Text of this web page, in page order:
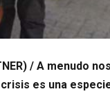
/ A menudo
es una